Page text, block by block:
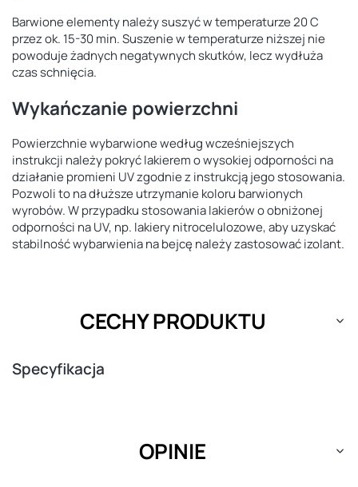
Barwione elementy należy suszyć w temperaturze 20 C
przez ok. 15-30 min. Suszenie w temperaturze niższej nie
powoduje żadnych negatywnych skutków, lecz wydłuża
czas schnięcia.
Wykańczanie powierzchni
Powierzchnie wybarwione według wcześniejszych
instrukcji należy pokryć lakierem o wysokiej odporności na
działanie promieni UV zgodnie z instrukcją jego stosowania.
Pozwoli to na dłuższe utrzymanie koloru barwionych
wyrobów. W przypadku stosowania lakierów o obniżonej
odporności na UV, np. lakiery nitrocelulozowe, aby uzyskać
stabilność wybarwienia na bejcę należy zastosować izolant.
CECHY PRODUKTU
Specyfikacja
OPINIE